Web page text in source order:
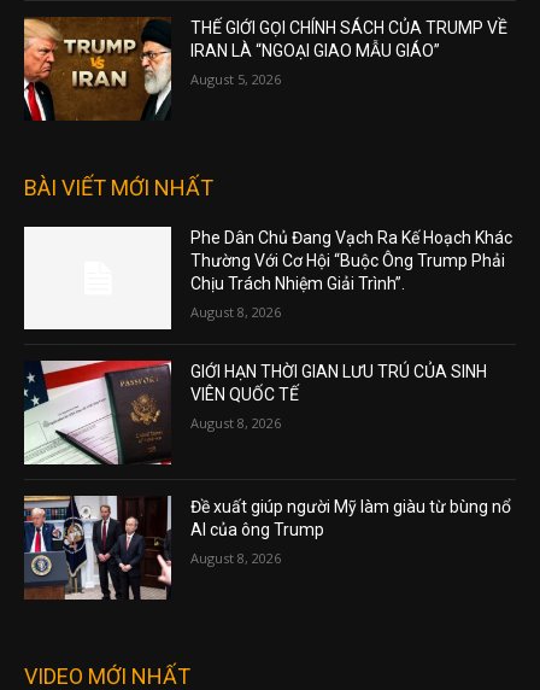
THẾ GIỚI GỌI CHÍNH SÁCH CỦA TRUMP VỀ
IRAN LÀ “NGOẠI GIAO MẪU GIÁO”
August 5, 2026
BÀI VIẾT MỚI NHẤT
Phe Dân Chủ Đang Vạch Ra Kế Hoạch Khác
Thường Với Cơ Hội “Buộc Ông Trump Phải
Chịu Trách Nhiệm Giải Trình”.
August 8, 2026
GIỚI HẠN THỜI GIAN LƯU TRÚ CỦA SINH
VIÊN QUỐC TẾ
August 8, 2026
Đề xuất giúp người Mỹ làm giàu từ bùng nổ
AI của ông Trump
August 8, 2026
VIDEO MỚI NHẤT